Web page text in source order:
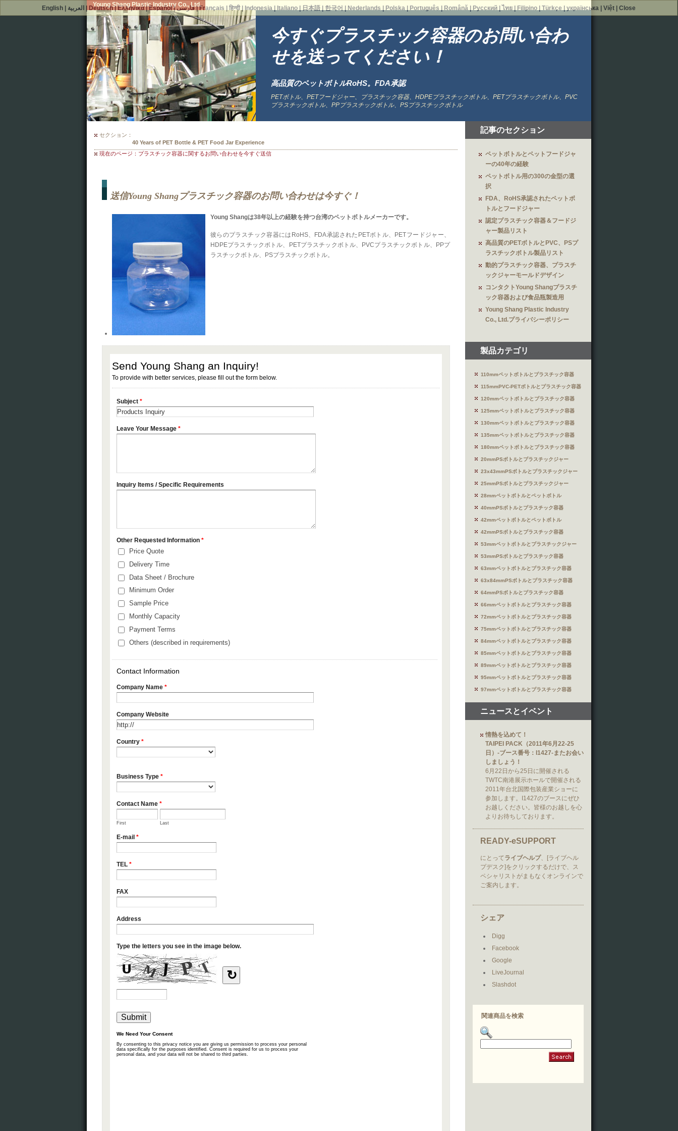
Young Shang Plastic Industry Co., Ltd.
今すぐプラスチック容器のお問い合わ
せを送ってください！
高品質のペットボトルRoHS。FDA承認
PETボトル、PETフードジャー、プラスチック容器、HDPEプラスチックボトル、PETプラスチックボトル、PVC
プラスチックボトル、PPプラスチックボトル、PSプラスチックボトル
セクション：
300 Mould Selections For Your PET Bottles
現在のページ：プラスチック容器に関するお問い合わせを今すぐ送信
送信Young Shangプラスチック容器のお問い合わせは今すぐ！
Young Shangは38年以上の経験を持つ台湾のペットボトルメーカーです。
彼らのプラスチック容器にはRoHS、FDA承認されたPETボトル、PETフードジャー、
HDPEプラスチックボトル、PETプラスチックボトル、PVCプラスチックボトル、PPプ
ラスチックボトル、PSプラスチックボトル。
記事のセクション
ペットボトルとペットフードジャ
ーの40年の経験
ペットボトル用の300の金型の選
択
FDA、RoHS承認されたペットボ
トルとフードジャー
認定プラスチック容器＆フードジ
ャー製品リスト
高品質のPETボトルとPVC、PSプ
ラスチックボトル製品リスト
動的プラスチック容器、プラスチ
ックジャーモールドデザイン
コンタクトYoung Shangプラスチ
ック容器および食品瓶製造用
Young Shang Plastic Industry
Co., Ltd.プライバシーポリシー
製品カテゴリ
110mmペットボトルとプラスチック容器
115mmPVC-PETボトルとプラスチック容器
120mmペットボトルとプラスチック容器
125mmペットボトルとプラスチック容器
130mmペットボトルとプラスチック容器
135mmペットボトルとプラスチック容器
180mmペットボトルとプラスチック容器
20mmPSボトルとプラスチックジャー
23x43mmPSボトルとプラスチックジャー
25mmPSボトルとプラスチックジャー
28mmペットボトルとペットボトル
40mmPSボトルとプラスチック容器
42mmペットボトルとペットボトル
42mmPSボトルとプラスチック容器
53mmペットボトルとプラスチックジャー
53mmPSボトルとプラスチック容器
63mmペットボトルとプラスチック容器
63x84mmPSボトルとプラスチック容器
64mmPSボトルとプラスチック容器
66mmペットボトルとプラスチック容器
72mmペットボトルとプラスチック容器
75mmペットボトルとプラスチック容器
84mmペットボトルとプラスチック容器
85mmペットボトルとプラスチック容器
89mmペットボトルとプラスチック容器
95mmペットボトルとプラスチック容器
97mmペットボトルとプラスチック容器
ニュースとイベント
情熱を込めて！
TAIPEI PACK（2011年6月22-25
日）-ブース番号：I1427-またお会い
しましょう！
6月22日から25日に開催される
TWTC南港展示ホールで開催される
2011年台北国際包装産業ショーに
参加します。I1427のブースにぜひ
お越しください。皆様のお越しを心
よりお待ちしております。
READY-eSUPPORT
にとってライブヘルプ、[ライブヘル
プデスク]をクリックするだけで、ス
ペシャリストがまもなくオンラインで
ご案内します。
シェア
Digg
Facebook
Google
LiveJournal
Slashdot
関連商品を検索
English| العربية Deutsch|Ελληνικά|Español| فارسی|Français हिन्दी| Indonesia| Italiano| 日本語| 한국어 Nederlands Polska| Português Română| Русский| ไทย| Filipino| Türkçe українська| Việt| Close